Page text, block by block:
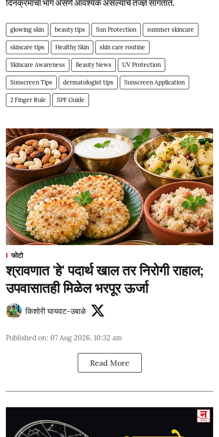
दिनक्रमाचा भाग असणे आवश्यक असल्याचे तज्ज्ञ सांगतात.
glowing skin beauty tips Sun Protection summer skincare
skincare tips Healthy Skin skin care routine
Skincare Awareness Beauty News UV Protection
Sunscreen Tips dermatologist tips Sunscreen Application
2 Finger Rule SPF Guide
फोटो
श्रावणात 'हे' पदार्थ खाल तर निरोगी राहाल;
उपवासातही मिळेल भरपूर ऊर्जा
किशोरी घायवट-उबाळे
Published on: 07 Aug 2026, 10:32 am
Read More